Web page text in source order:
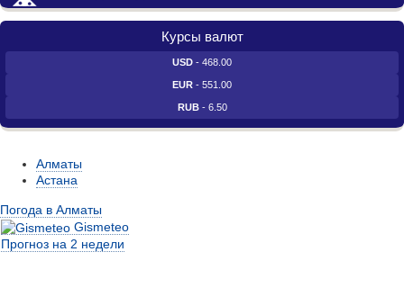
Курсы валют
USD - 468.00
EUR - 551.00
RUB- 6.50
Алматы
Астана
Погода в Алматы
Gismeteo
Прогноз на 2 недели